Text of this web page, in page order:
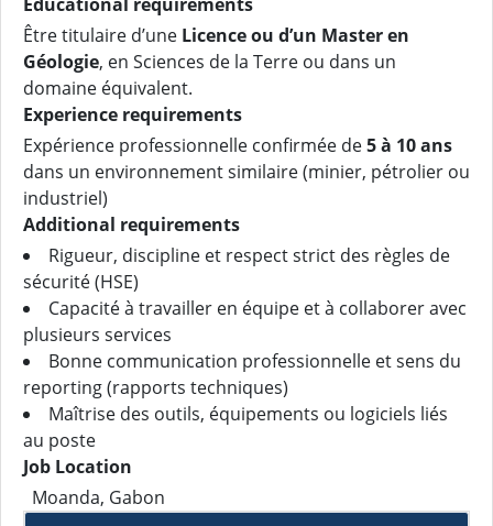
Être titulaire d’une Licence ou d’un Master en
Géologie, en Sciences de la Terre ou dans un
domaine équivalent.
Experience requirements
Expérience professionnelle confirmée de5 à 10 ans
dans un environnement similaire (minier, pétrolier ou
industriel)
Additional requirements
Rigueur, discipline et respect strict des règles de
sécurité (HSE)
Capacité à travailler en équipe et à collaborer avec
plusieurs services
Bonne communication professionnelle et sens du
reporting (rapports techniques)
Maîtrise des outils, équipements ou logiciels liés
au poste
Job Location
Moanda, Gabon